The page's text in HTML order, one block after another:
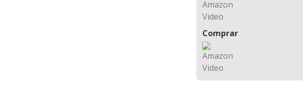
Comprar